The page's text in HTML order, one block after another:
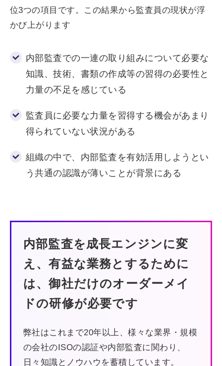
位3つの項目です。この結果から監査員の現状が浮
かび上がります
内部監査での一連の取り組みについて必要な
知識、技術、書類の作成等の習得の必要性と
力量の不足を感じている
監査員に必要な力量を習得する機会があまり
得られていない状況がある
組織の中で、内部監査を有効活用しようとい
う共通の認識が薄いことが背景にある
内部監査を成長エンジンに変
え、有益な業務とするために
は、御社だけのオーダーメイ
ドの研修が必要です
弊社はこれまで20年以上、様々な業界・規模
の会社のISOの認証や内部監査に関わり、
日々知識とノウハウを蓄積しています。